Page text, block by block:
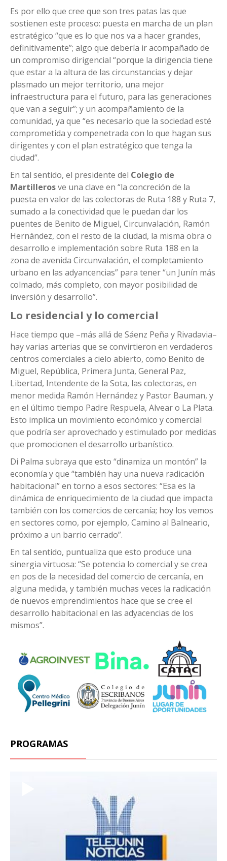
Es por ello que cree que son tres patas las que
sostienen este proceso: puesta en marcha de un plan
estratégico “que es lo que nos va a hacer grandes,
definitivamente”; algo que debería ir acompañado de
un compromiso dirigencial “porque la dirigencia tiene
que estar a la altura de las circunstancias y dejar
plasmado un mejor territorio, una mejor
infraestructura para el futuro, para las generaciones
que van a seguir”; y un acompañamiento de la
comunidad, ya que “es necesario que la sociedad esté
comprometida y compenetrada con lo que hagan sus
dirigentes y con el plan estratégico que tenga la
ciudad”.
En tal sentido, el presidente del Colegio de
Martillerosve una clave en “la concreción de la
puesta en valor de las colectoras de Ruta 188 y Ruta 7,
sumado a la conectividad que le puedan dar los
puentes de Benito de Miguel, Circunvalación, Ramón
Hernández, con el resto de la ciudad, la misma obra o
desarrollo e implementación sobre Ruta 188 en la
zona de avenida Circunvalación, el completamiento
urbano en las adyancencias” para tener “un Junín más
colmado, más completo, con mayor posibilidad de
inversión y desarrollo”.
Lo residencial y lo comercial
Hace tiempo que –más allá de Sáenz Peña y Rivadavia–
hay varias arterias que se convirtieron en verdaderos
centros comerciales a cielo abierto, como Benito de
Miguel, República, Primera Junta, General Paz,
Libertad, Intendente de la Sota, las colectoras, en
menor medida Ramón Hernández y Pastor Bauman, y
en el último tiempo Padre Respuela, Alvear o La Plata.
Esto implica un movimiento económico y comercial
que podría ser aprovechado y estimulado por medidas
que promocionen el desarrollo urbanístico.
Di Palma subraya que esto “dinamiza un montón” la
economía y que “también hay una nueva radicación
habitacional” en torno a esos sectores: “Esa es la
dinámica de enriquecimiento de la ciudad que impacta
también con los comercios de cercanía; hoy los vemos
en sectores como, por ejemplo, Camino al Balneario,
próximo a un barrio cerrado”.
En tal sentido, puntualiza que esto produce una
sinergia virtuosa: “Se potencia lo comercial y se crea
en pos de la necesidad del comercio de cercanía, en
alguna medida, y también muchas veces la radicación
de nuevos emprendimientos hace que se cree el
desarrollo habitacional en las adyacencias de los
mismos”.
PROGRAMAS